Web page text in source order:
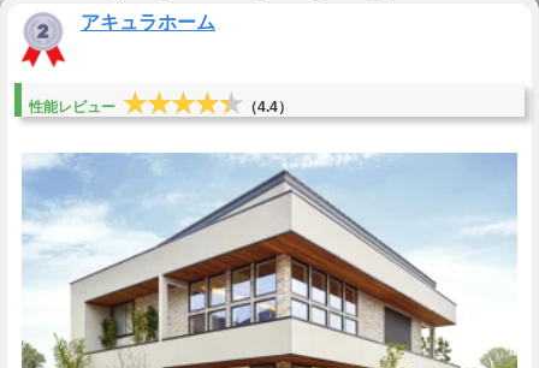
アキュラホーム
性能レビュー ★★★★★
★★★★★ （4.4）